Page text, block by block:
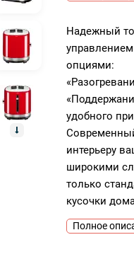
Надежный
опциями:
удобного
интерьеру
широкими
только
кусочки
Полное